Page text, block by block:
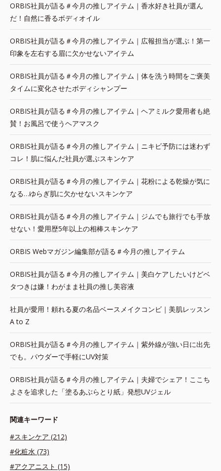
ORBIS社員が語る＃今月の推しアイテム｜香水好き社員が選ん
だ！自然に香るボディオイル
ORBIS社員が語る＃今月の推しアイテム｜広報担当が選ぶ！第一
印象を左右する眉に欠かせないアイテム
ORBIS社員が語る＃今月の推しアイテム｜体を洗う時間をご褒美
タイムに変化させたボディシャンプー
ORBIS社員が語る＃今月の推しアイテム｜ヘアミルク愛用者も絶
賛！お風呂で使うヘアマスク
ORBIS社員が語る＃今月の推しアイテム｜ニキビ予防には迷わず
コレ！肌に悩んだ社員が選ぶスキンケア
ORBIS社員が語る＃今月の推しアイテム｜花粉による乾燥が気に
なる…ゆらぎ肌に欠かせないスキンケア
ORBIS社員が語る＃今月の推しアイテム｜ジムでも旅行でも手放
せない！愛用歴5年以上の相棒スキンケア
ORBIS Webマガジン編集部が語る＃今月の推しアイテム
ORBIS社員が語る＃今月の推しアイテム｜美白ケアしたいけどベ
タつきは嫌！わがまま社員の推し美容液
社員が愛用！頼れる夏の名品ベースメイクコンビ｜美肌レッスン
A to Z
ORBIS社員が語る＃今月の推しアイテム｜紫外線が強い日に出先
でも。パウダーで手軽にUV対策
ORBIS社員が語る＃今月の推しアイテム｜夫婦でシェア！ここち
よさを追求した「塗るあぶらとり紙」発想UVジェル
関連キーワード
#スキンケア (212)
#化粧水 (73)
#アクアニスト (15)